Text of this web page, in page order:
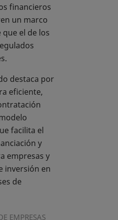
financieros
un marco
el de los
destaca por
eficiente,
facilita el
y
empresas y
inversión en
de
EMPRESAS